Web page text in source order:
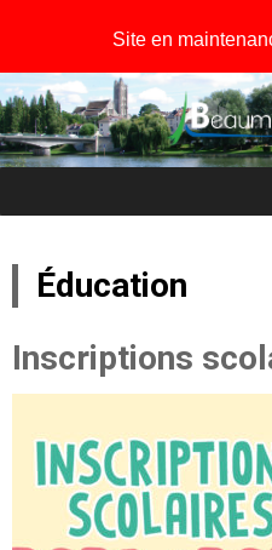
Éducation
Inscriptions
Site en